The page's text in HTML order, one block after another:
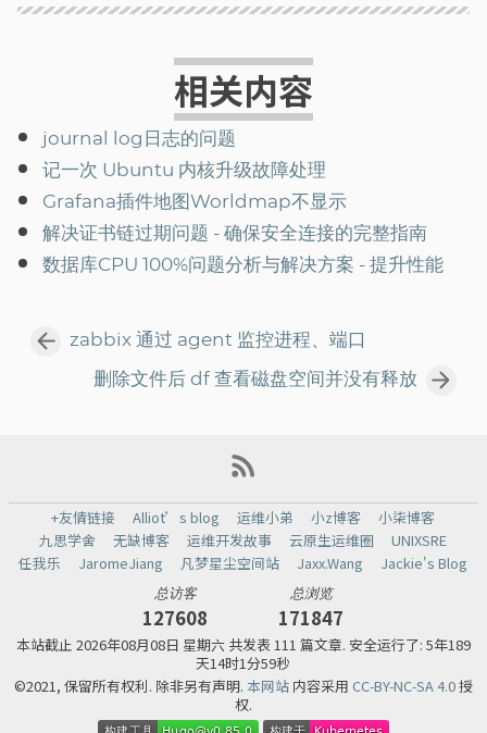
相关内容
journal log日志的问题
记一次 Ubuntu 内核升级故障处理
Grafana插件地图Worldmap不显示
解决证书链过期问题 - 确保安全连接的完整指南
数据库CPU 100%问题分析与解决方案 - 提升性能
zabbix 通过 agent 监控进程、端口
删除文件后 df 查看磁盘空间并没有释放
+友情链接 Alliot’s blog 运维小弟 小z博客
小柒博客
九思学舍
无缺博客 运维开发故事 云原生运维圈
UNIXSRE
任我乐
JaromeJiang 凡梦星尘空间站 Jaxx.Wang Jackie's Blog
总访客
127608
总浏览
171847
本站截止 2026年08月08日 星期六 共发表 111 篇文章. 安全运行了: 5年189
天14时2分0秒
©2021, 保留所有权利. 除非另有声明. 本网站 内容采用 CC-BY-NC-SA 4.0授
权.